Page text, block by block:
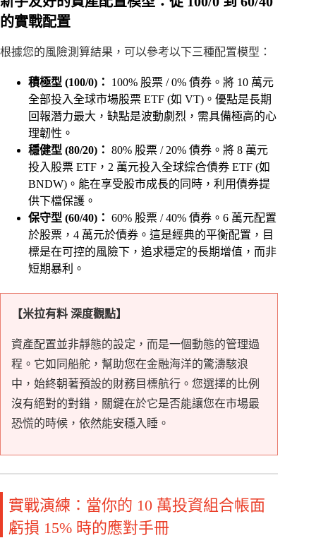
的實戰配置
根據您的風險測算結果，可以參考以下三種配置模型：
積極型 (100/0)：
100% 股票 / 0% 債券。將 10 萬元
全部投入全球市場股票 ETF (如 VT)。優點是長期
回報潛力最大，缺點是波動劇烈，需具備極高的心
理韌性。
穩健型 (80/20)： 80% 股票 / 20% 債券。將 8 萬元
投入股票 ETF，2 萬元投入全球綜合債券 ETF (如
BNDW)。能在享受股市成長的同時，利用債券提
供下檔保護。
保守型 (60/40)： 60% 股票 / 40% 債券。6 萬元配置
於股票，4 萬元於債券。這是經典的平衡配置，目
標是在可控的風險下，追求穩定的長期增值，而非
短期暴利。
【米拉有料 深度觀點】
資產配置並非靜態的設定，而是一個動態的管理過
程。它如同船舵，幫助您在金融海洋的驚濤駭浪
中，始終朝著預設的財務目標航行。您選擇的比例
沒有絕對的對錯，關鍵在於它是否能讓您在市場最
恐慌的時候，依然能安穩入睡。
實戰演練：當你的 10 萬投資組合帳面
虧損 15% 時的應對手冊